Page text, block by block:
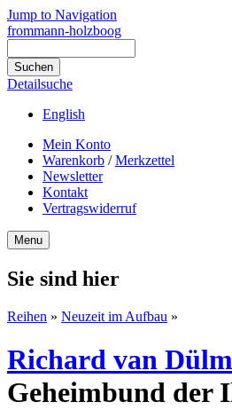
Jump to Navigation
frommann-holzboog
Detailsuche
English
Mein Konto
Warenkorb /Merkzettel
Newsletter
Kontakt
Vertragswiderruf
Menu
Sie sind hier
Reihen » Neuzeit im Aufbau »
Richard van
Geheimbund der